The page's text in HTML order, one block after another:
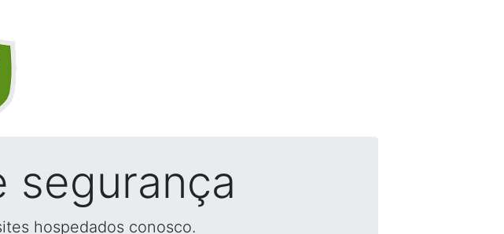
segurança
hospedados conosco.